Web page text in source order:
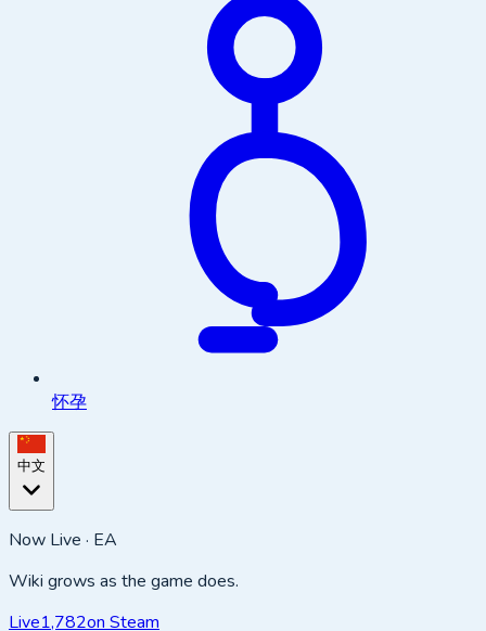
怀孕
中文
Now Live · EA
Wiki grows as the game does.
Live1,782on Steam